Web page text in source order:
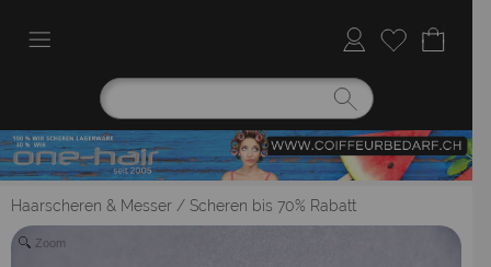
Haarscheren & Messer / Scheren bis 70% Rabatt
Zoom